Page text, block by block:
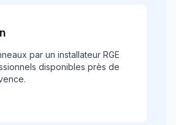
par un installateur RGE
disponibles près de